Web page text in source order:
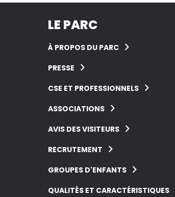
LE PARC
À PROPOS DU PARC
PRESSE
CSE ET PROFESSIONNELS
ASSOCIATIONS
AVIS DES VISITEURS
RECRUTEMENT
GROUPES D'ENFANTS
QUALITÉS ET CARACTÉRISTIQUES